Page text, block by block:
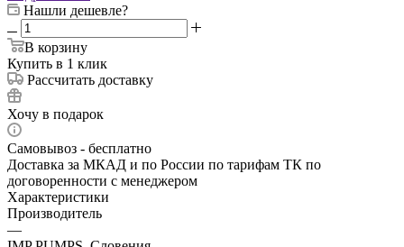
Нашли дешевле?
В корзину
Купить в 1 клик
Рассчитать доставку
Хочу в подарок
Самовывоз - бесплатно
Доставка за МКАД и по России по тарифам ТК по
договоренности с менеджером
Характеристики
Производитель
—